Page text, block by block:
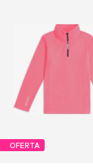
OFERTA